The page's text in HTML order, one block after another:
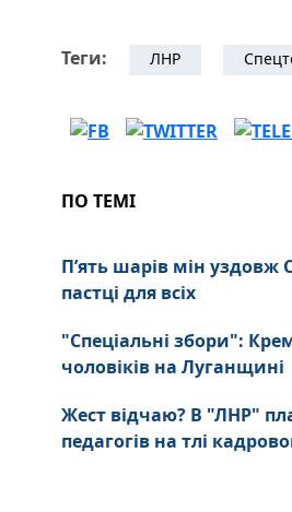
Теги: ЛНР
ПО ТЕМІ
П’ять шарів мін уздовж
пастці для всіх
"Спеціальні збори":
чоловіків на Луганщині
Жест відчаю? В "ЛНР"
педагогів на тлі